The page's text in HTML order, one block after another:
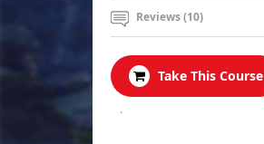
Reviews (10)
Take This Course
.